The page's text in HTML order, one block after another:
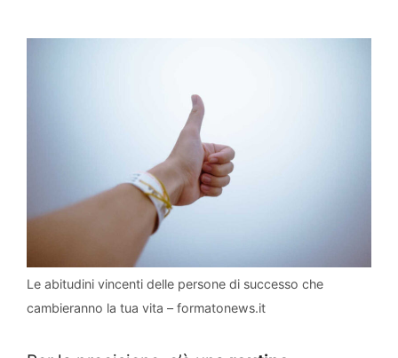
Le abitudini vincenti delle persone di successo che
cambieranno la tua vita – formatonews.it